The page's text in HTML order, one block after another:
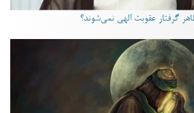
گرفتار عقوبت الهی نمی‌شوند؟